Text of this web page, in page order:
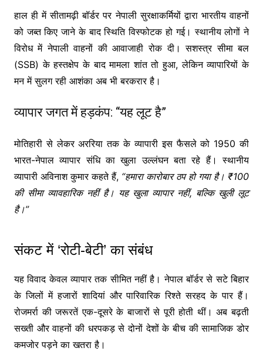
हाल ही में सीतामढ़ी बॉर्डर पर नेपाली सुरक्षाकर्मियों द्वारा भारतीय वाहनों
को जब्त किए जाने के बाद स्थिति विस्फोटक हो गई। स्थानीय लोगों ने
विरोध में नेपाली वाहनों की आवाजाही रोक दी। सशस्त्र सीमा बल
(SSB) के हस्तक्षेप के बाद मामला शांत तो हुआ, लेकिन व्यापारियों के
मन में सुलग रही आशंका अब भी बरकरार है।
व्यापार जगत में हड़कंप: “यह लूट है”
मोतिहारी से लेकर अररिया तक के व्यापारी इस फैसले को 1950 की
भारत-नेपाल व्यापार संधि का खुला उल्लंघन बता रहे हैं। स्थानीय
व्यापारी अविनाश कुमार कहते हैं, “हमारा कारोबार ठप हो गया है। ₹100
की सीमा व्यावहारिक नहीं है। यह खुला व्यापार नहीं, बल्कि खुली लूट
है।”
संकट में ‘रोटी-बेटी’ का संबंध
यह विवाद केवल व्यापार तक सीमित नहीं है। नेपाल बॉर्डर से सटे बिहार
के जिलों में हजारों शादियां और पारिवारिक रिश्ते सरहद के पार हैं।
रोजमर्रा की जरूरतें एक-दूसरे के बाजारों से पूरी होती थीं। अब बढ़ती
सख्ती और वाहनों की धरपकड़ से दोनों देशों के बीच की सामाजिक डोर
कमजोर पड़ने का खतरा है।